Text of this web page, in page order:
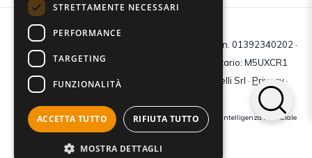
C.F e P.IVA: 01392340202 · Reg.Imp. di Mantova: n. 01392340202 ·
Capitale sociale € 210.400 i.v. · Codice destinatario: M5UXCR1
© 2026 Tutti i diritti riservati · Centro Studi Castelli Srl · Privacy·
Crediti immagini: bigstockphoto | generate tramite modelli di Intelligenza Artificiale
STRETTAMENTE NECESSARI
PERFORMANCE
TARGETING
FUNZIONALITÀ
ACCETTA TUTTO RIFIUTA TUTTO
MOSTRA DETTAGLI